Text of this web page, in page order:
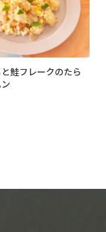
鮭フレークのたら